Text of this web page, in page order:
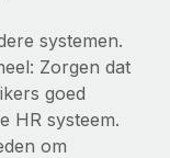
systemen.
Zorgen dat
goed
HR systeem.
om